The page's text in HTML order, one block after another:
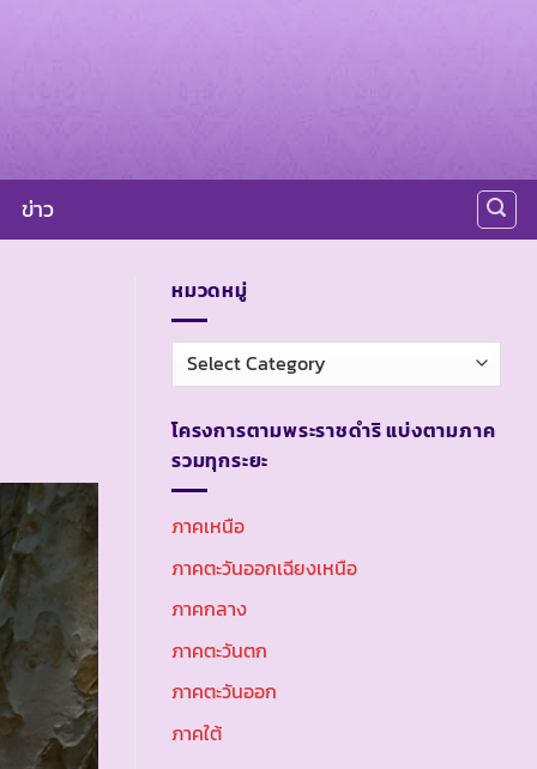
ข่าว
หมวดหมู่
หมวด
หมู่
โครงการตามพระราชดำริ แบ่งตามภาค
รวมทุกระยะ
ภาคเหนือ
ภาคตะวันออกเฉียงเหนือ
ภาคกลาง
ภาคตะวันตก
ภาคตะวันออก
ภาคใต้